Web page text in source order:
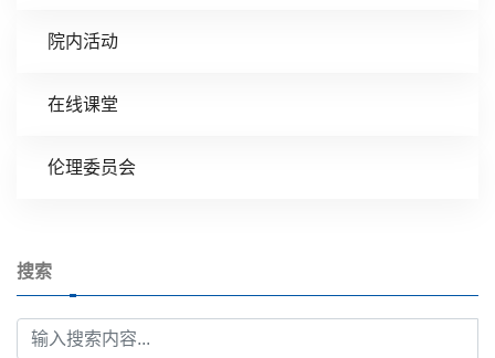
院内活动
在线课堂
伦理委员会
搜索